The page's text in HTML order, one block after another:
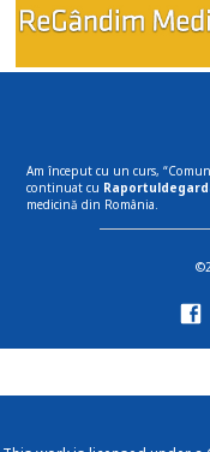
Am început cu un curs,
continuat cu
medicină din România.